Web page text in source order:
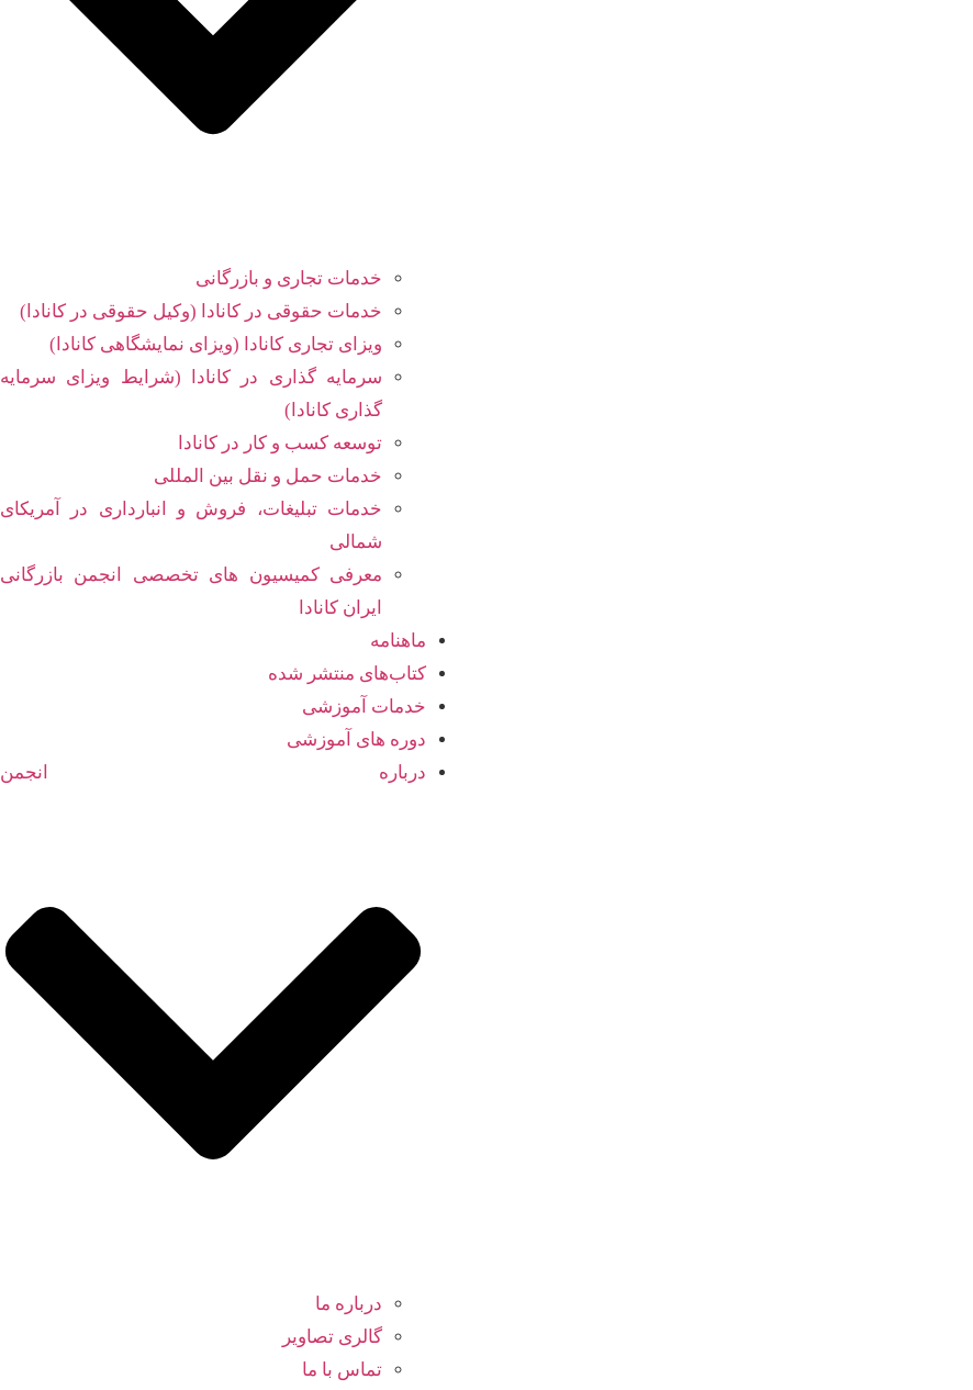
خدمات تجاری و بازرگانی
خدمات حقوقی در کانادا (وکیل حقوقی در کانادا)
ویزای تجاری کانادا (ویزای نمایشگاهی کانادا)
سرمایه گذاری در کانادا (شرایط ویزای سرمایه
گذاری کانادا)
توسعه کسب و کار در کانادا
خدمات حمل و نقل بین المللی
خدمات تبلیغات، فروش و انبارداری در آمریکای
شمالی
معرفی کمیسیون های تخصصی انجمن بازرگانی
ایران کانادا
ماهنامه
کتاب‌های منتشر شده
خدمات آموزشی
دوره های آموزشی
درباره انجمن
درباره ما
گالری تصاویر
تماس با ما